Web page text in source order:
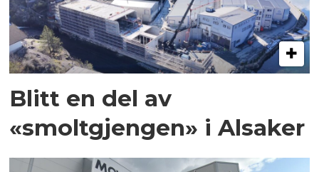
Blitt en del av
«smoltgjengen» i Alsaker